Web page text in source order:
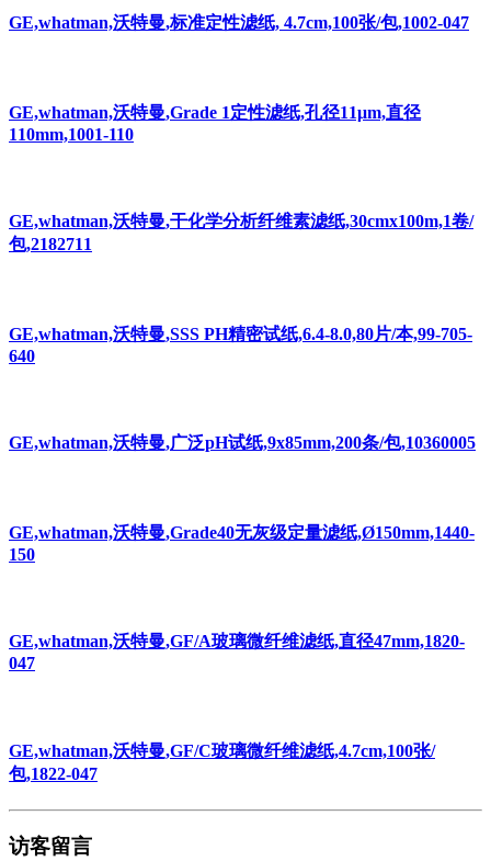
GE,whatman,沃特曼,标准定性滤纸, 4.7cm,100张/包,1002-047
GE,whatman,沃特曼,Grade 1定性滤纸,孔径11μm,直径
110mm,1001-110
GE,whatman,沃特曼,干化学分析纤维素滤纸,30cmx100m,1卷/
包,2182711
GE,whatman,沃特曼,SSS PH精密试纸,6.4-8.0,80片/本,99-705-
640
GE,whatman,沃特曼,广泛pH试纸,9x85mm,200条/包,10360005
GE,whatman,沃特曼,Grade40无灰级定量滤纸,Ø150mm,1440-
150
GE,whatman,沃特曼,GF/A玻璃微纤维滤纸,直径47mm,1820-
047
GE,whatman,沃特曼,GF/C玻璃微纤维滤纸,4.7cm,100张/
包,1822-047
访客留言